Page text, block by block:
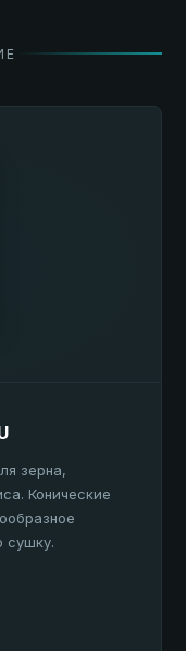
зерна,
Конические
сушку.